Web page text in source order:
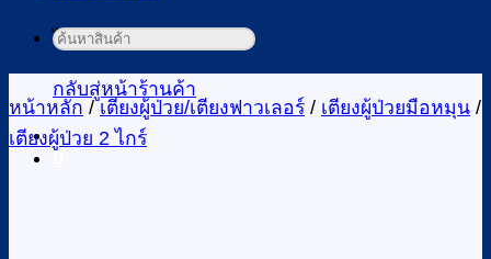
ไม่มีสินค้าในตะกร้า
กลับสู่หน้าร้านค้า
0
ค้นหา:
หน้าหลัก / เตียงผู้ป่วย/เตียงฟาวเลอร์ / เตียงผู้ป่วยมือหมุน /
เตียงผู้ป่วย 2 ไกร์